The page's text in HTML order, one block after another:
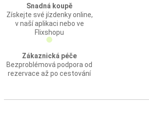
Snadná koupě
Získejte své jízdenky online,
v naší aplikaci nebo ve
Flixshopu
Zákaznická péče
Bezproblémová podpora od
rezervace až po cestování